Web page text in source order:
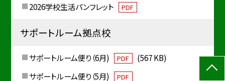
2026学校生活パンフレット PDF
サポートルーム拠点校
サポートルーム便り（6月) PDF
(567 KB)
サポートルーム便り（5月)
PDF